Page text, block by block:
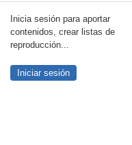
Inicia sesión para aportar
contenidos, crear listas de
reproducción...
Iniciar sesión